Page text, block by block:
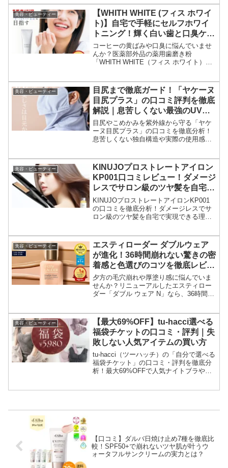
や評判も分析。購入前にチェック！
美容・ビューティー
【WHITH WHITE (フィス ホワイ
ト)】自宅で手軽にセルフホワイ
トニング！輝く白い歯と口臭ケア
を叶える医薬部外品薬用歯磨き粉
コーヒーの黄ばみや口臭に悩んでいませ
んか？医薬部外品の薬用歯磨き粉
「WHITH WHITE（フィス ホワイト）」
い使用感と、ステイン除去・口臭予防効
果を徹底レビューし、お得な購入方法も
ご紹介します。
美容・ビューティー
目尻まで徹底ガード！「ヤケーヌ
目尻プラス」の口コミ評判を徹底
解説｜息苦しくない最強のUVカ
ットフェイスカバー
目尻やこめかみを紫外線から守る「ヤケ
ーヌ目尻プラス」の口コミを徹底分析！
息苦しくない独自構造や実際の使用感、
な理由とは？
美容・ビューティー
KINUJOプロストレートアイロン
KP001口コミレビュー！ダメージ
レスでサロン級のツヤ髪を自宅で
体験
KINUJOプロストレートアイロンKP001
の口コミを徹底分析！ダメージレスでサ
ロン級のツヤ髪を自宅で実現できる理由
す。あなたも理想のストレートヘアを手
に入れましょう！
美容・ビューティー
エスティローダー ダブルウェア
が進化！36時間崩れない驚きの密
着感と色選びのコツを徹底レビュ
ー
夕方の毛穴崩れや厚塗り感に悩んでいま
せんか？リニューアルしたエスティロー
ダー「ダブル ウェア N」なら、36時間崩
色選びのポイントを徹底解説します。
美容・ビューティー
【最大69%OFF】tu-hacci選べる
福袋チケットの口コミ・評判｜失
敗しない人気アイテムの買い方
tu-hacci（ツーハッチ）の「自分で選べる
福袋チケット」の口コミ・評判を徹底分
析！最大69%OFFで人気ナイトブラやル
【口コミ】ダルバ日焼け止め7種を徹底比
較！SPF50+で崩れないツヤ肌が叶うウ
ォータフルサンクリームの実力とは？